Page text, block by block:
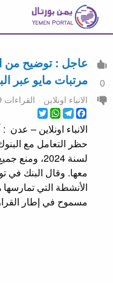
0
عاجل : توضيح من
مرتبات مايو عبر
الانباء اونلاين القراءات 49
Twitter
WhatsApp
Telegram
Facebook
الانباء اونلاين – عدن
لسنة 2024،
معها. وقال البنك في
الأنشطة التي
مسموح في إطار